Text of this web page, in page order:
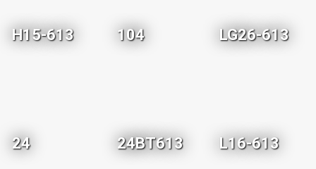
H15-613 104 LG26-613
24 24BT613 L16-613